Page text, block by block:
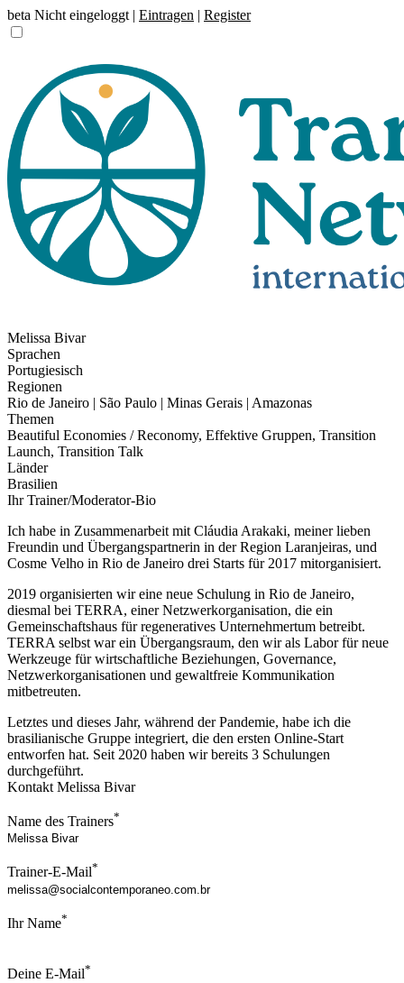
beta Nicht eingeloggt | Eintragen | Register
Melissa Bivar
Sprachen
Portugiesisch
Regionen
Rio de Janeiro | São Paulo | Minas Gerais | Amazonas
Themen
Beautiful Economies / Reconomy, Effektive Gruppen, Transition
Launch, Transition Talk
Länder
Brasilien
Ihr Trainer/Moderator-Bio
Ich habe in Zusammenarbeit mit Cláudia Arakaki, meiner lieben
Freundin und Übergangspartnerin in der Region Laranjeiras, und
Cosme Velho in Rio de Janeiro drei Starts für 2017 mitorganisiert.
2019 organisierten wir eine neue Schulung in Rio de Janeiro,
diesmal bei TERRA, einer Netzwerkorganisation, die ein
Gemeinschaftshaus für regeneratives Unternehmertum betreibt.
TERRA selbst war ein Übergangsraum, den wir als Labor für neue
Werkzeuge für wirtschaftliche Beziehungen, Governance,
Netzwerkorganisationen und gewaltfreie Kommunikation
mitbetreuten.
Letztes und dieses Jahr, während der Pandemie, habe ich die
brasilianische Gruppe integriert, die den ersten Online-Start
entworfen hat. Seit 2020 haben wir bereits 3 Schulungen
durchgeführt.
Kontakt Melissa Bivar
Name des Trainers*
Trainer-E-Mail*
Ihr Name*
Deine E-Mail*